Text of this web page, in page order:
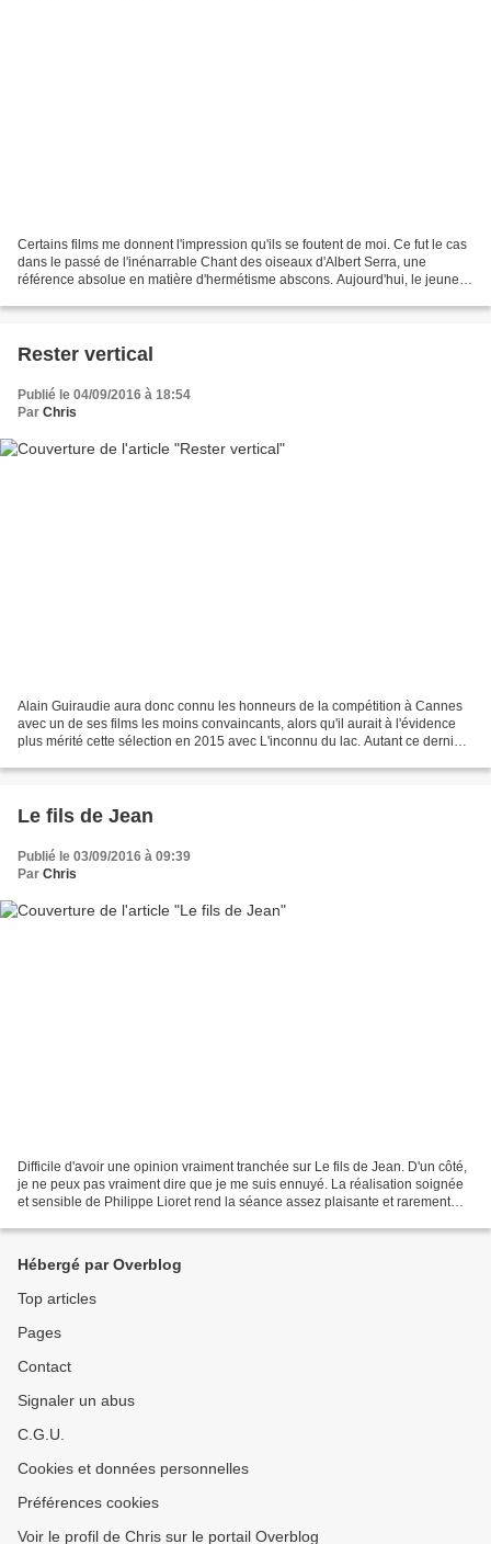
Certains films me donnent l'impression qu'ils se foutent de moi. Ce fut le cas
dans le passé de l'inénarrable Chant des oiseaux d'Albert Serra, une
référence absolue en matière d'hermétisme abscons. Aujourd'hui, le jeune
Rester vertical
Publié le 04/09/2016 à 18:54
Par Chris
Alain Guiraudie aura donc connu les honneurs de la compétition à Cannes
avec un de ses films les moins convaincants, alors qu'il aurait à l'évidence
plus mérité cette sélection en 2015 avec L'inconnu du lac. Autant ce dernier
Le fils de Jean
Publié le 03/09/2016 à 09:39
Par Chris
Difficile d'avoir une opinion vraiment tranchée sur Le fils de Jean. D'un côté,
je ne peux pas vraiment dire que je me suis ennuyé. La réalisation soignée
et sensible de Philippe Lioret rend la séance assez plaisante et rarement
Hébergé par Overblog
Top articles
Pages
Contact
Signaler un abus
C.G.U.
Cookies et données personnelles
Préférences cookies
Voir le profil de Chris sur le portail Overblog